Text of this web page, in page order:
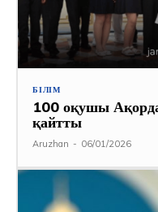
БІЛІМ
100 оқушы
қайтты
Aruzhan - 06/01/2026